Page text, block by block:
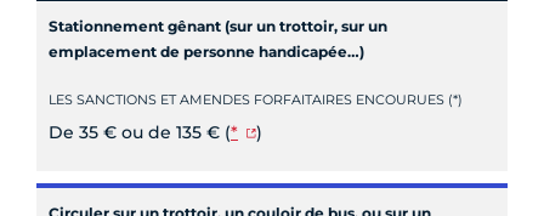
Stationnement gênant (sur un trottoir, sur un
emplacement de personne handicapée…)
LES SANCTIONS ET AMENDES FORFAITAIRES ENCOURUES (*)
De 35 € ou de 135 € (* )